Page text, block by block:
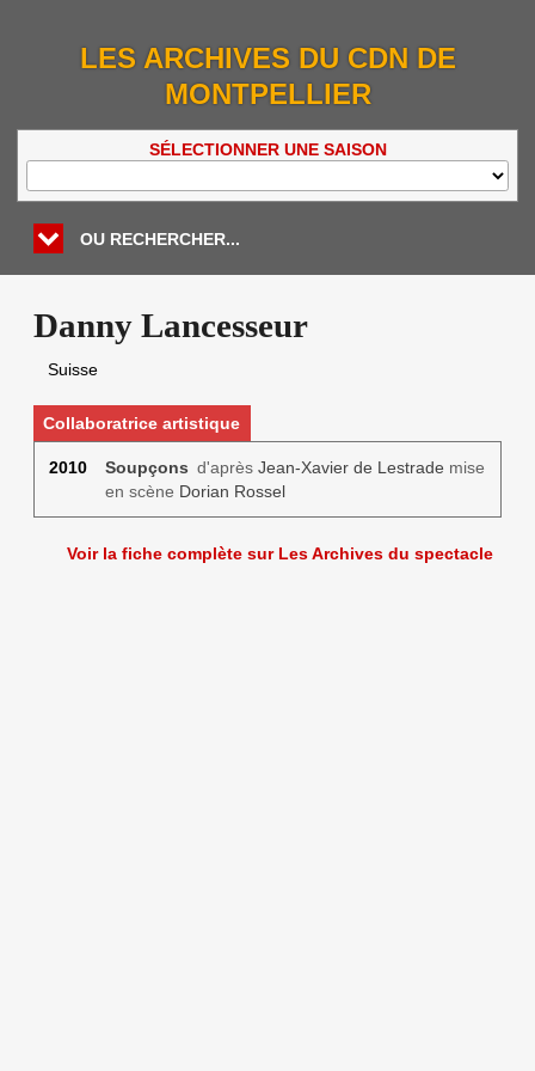
LES ARCHIVES DU CDN DE
MONTPELLIER
SÉLECTIONNER UNE SAISON
OU RECHERCHER...
Danny Lancesseur
Suisse
Collaboratrice artistique
2010 Soupçons d'après Jean-Xavier de Lestrade mise
en scène Dorian Rossel
Voir la fiche complète sur Les Archives du spectacle